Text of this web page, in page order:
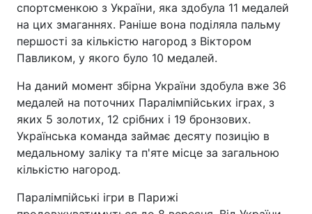
спортсменкою з України, яка здобула 11 медалей
на цих змаганнях. Раніше вона поділяла пальму
першості за кількістю нагород з Віктором
Павликом, у якого було 10 медалей.
На даний момент збірна України здобула вже 36
медалей на поточних Паралімпійських іграх, з
яких 5 золотих, 12 срібних і 19 бронзових.
Українська команда займає десяту позицію в
медальному заліку та п'яте місце за загальною
кількістю нагород.
Паралімпійські ігри в Парижі